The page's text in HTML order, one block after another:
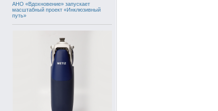
АНО «Вдохновение» запускает
масштабный проект «Инклюзивный
путь»